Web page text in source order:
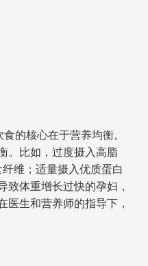
的核心在于营养均衡。
。比如，过度摄入高脂
维；适量摄入优质蛋白
体重增长过快的孕妇，
生和营养师的指导下，